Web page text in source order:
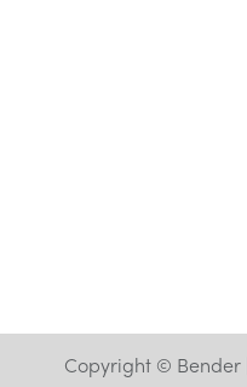
Copyright © Bender |